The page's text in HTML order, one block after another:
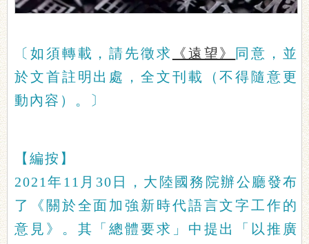
〔如須轉載，請先徵求 《遠望》
同意，並
於文首註明出處，全文刊載（不得隨意更
動內容）。〕
【編按】
2021年11月30日，大陸國務院辦公廳發布
了《關於全面加強新時代語言文字工作的
意見》。其「總體要求」中提出「以推廣